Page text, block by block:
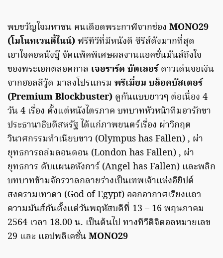
พบขวัญใจมหาชน คนเดือดพระกาฬจากช่อง MONO29
(โมโนทเวนตี้ไนน์)ฟรีทีวีที่มีหนังดี ซีรีส์ดังมากที่สุด
เอาใจคอหนังบู๊ จัดแพ็คพิเศษผลงานแอคชั่นมันส์ถึงใจ
ของพระเอกตลอดกาล เจอราร์ด บัตเลอร์ดาวเด่นจอเงิน
จากฮอลลีวู้ด มาลงโปรแกรม พรีเมี่ยม บล็อคบัสเตอร์
(Premium Blockbuster) ดูกันแบบยาวๆ ต่อเนื่อง 4
วัน 4 เรื่อง ตั้งแต่หนังไตรภาค บทบาทหัวหน้าทีมอารักขา
ประธานาธิบดีสหรัฐ ได้แก่ภาพยนตร์เรื่อง ผ่าวิกฤต
วินาศกรรมทำเนียบขาว (Olympus has Fallen) , ผ่า
ยุทธการถล่มลอนดอน (London has Fallen) , ผ่า
ยุทธการ ดับแผนอหังการ์ (Angel has Fallen) และพลิก
บทบาทข้ามจักรวาลกลายร่างเป็นเทพเจ้าแห่งอียิปต์
สงครามเทวดา (God of Egypt) ออกอากาศเรียงแถว
ความมันส์กันตั้งแต่วันพฤหัสบดีที่ 13 – 16 พฤษภาคม
2564 เวลา 18.00 น. เป็นต้นไป ทางทีวีดิจิตอลหมายเลข
29 และ แอปพลิเคชั่นMONO29